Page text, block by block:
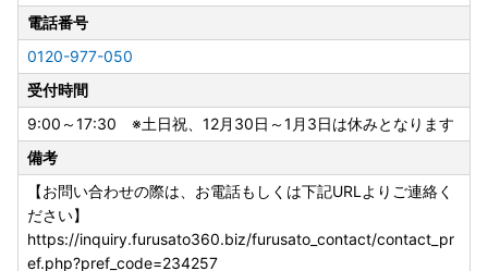
電話番号
0120-977-050
受付時間
9:00～17:30 ※土日祝、12月30日～1月3日は休みとなります
備考
【お問い合わせの際は、お電話もしくは下記URLよりご連絡く
ださい】
https://inquiry.furusato360.biz/furusato_contact/contact_pr
ef.php?pref_code=234257